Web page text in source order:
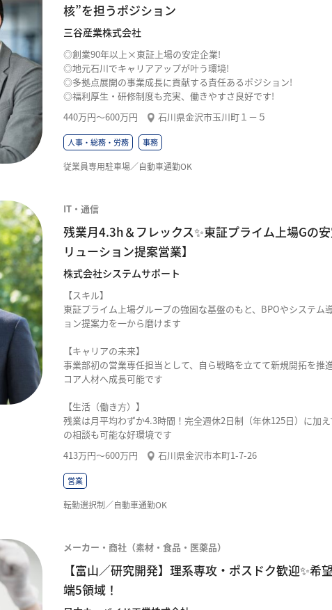
核”を担うポジション
三谷産業株式会社
◎創業90年以上×東証上場の安定企業!
◎地元石川でキャリアアップが叶う環境!
◎多拠点展開の事業成長に貢献する責任あるポジション!
◎福利厚生・研修制度も充実、働きやすさ良好です!
440万円〜600万円
石川県金沢市玉川町１－５
人事・総務・労務 事務
従業員専用駐車場／自動車通勤OK
IT・通信
残業月4.3h＆フレックス✨東証プライム上場Gの
リューション提案営業】
株式会社システムサポート
【スキル】
東証プライム上場グループの強固な基盤のもと、BPOやシステム
ョン提案力を一から磨けます
【キャリアの未来】
事業部初の営業専任担当として、自ら戦略を立てて新規開拓を推
コア人材へ成長可能です
【生活（働き方）】
残業は月平均わずか4.3時間！完全週休2日制（年休125日）に加
の相談も可能な好環境です
413万円〜600万円
石川県金沢市本町1-7-26
営業
転勤選択制／自動車通勤OK
メーカー・商社（素材・食品・医薬品）
【富山／研究開発】理系専攻・ポスドク歓迎✨希
端5領域！